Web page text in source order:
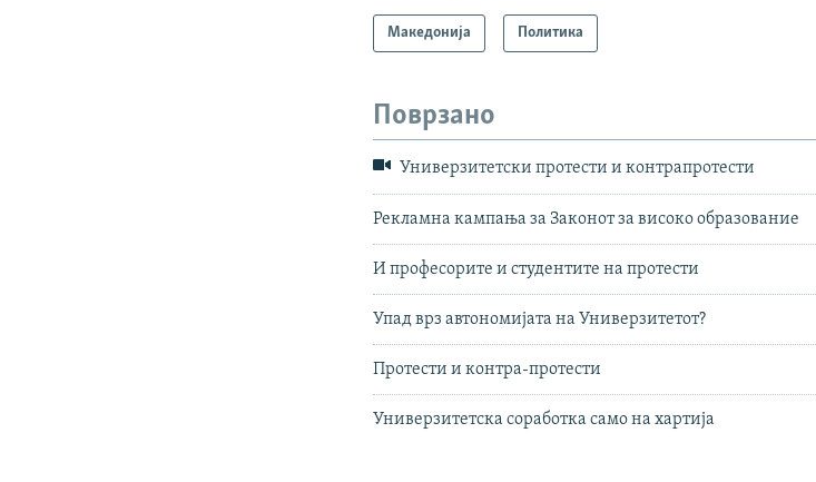
Македонија Политика
Поврзано
Универзитетски протести и контрапротести
Рекламна кампања за Законот за високо образование
И професорите и студентите на протести
Упад врз автономијата на Универзитетот?
Протести и контра-протести
Универзитетска соработка само на хартија